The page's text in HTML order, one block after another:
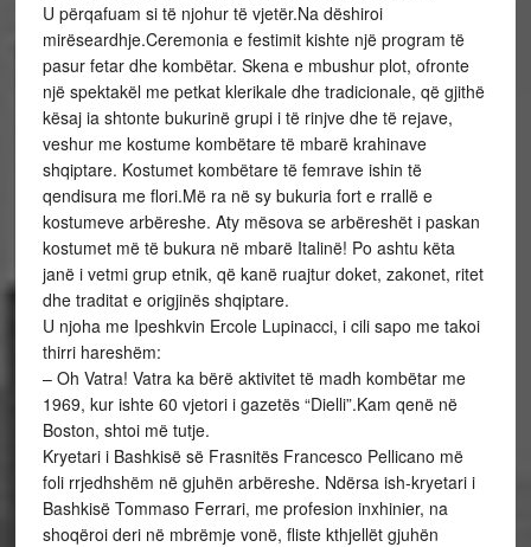
U përqafuam si të njohur të vjetër.Na dëshiroi
mirëseardhje.Ceremonia e festimit kishte një program të
pasur fetar dhe kombëtar. Skena e mbushur plot, ofronte
një spektakël me petkat klerikale dhe tradicionale, që gjithë
kësaj ia shtonte bukurinë grupi i të rinjve dhe të rejave,
veshur me kostume kombëtare të mbarë krahinave
shqiptare. Kostumet kombëtare të femrave ishin të
qendisura me flori.Më ra në sy bukuria fort e rrallë e
kostumeve arbëreshe. Aty mësova se arbëreshët i paskan
kostumet më të bukura në mbarë Italinë! Po ashtu këta
janë i vetmi grup etnik, që kanë ruajtur doket, zakonet, ritet
dhe traditat e origjinës shqiptare.
U njoha me Ipeshkvin Ercole Lupinacci, i cili sapo me takoi
thirri hareshëm:
– Oh Vatra! Vatra ka bërë aktivitet të madh kombëtar me
1969, kur ishte 60 vjetori i gazetës “Dielli”.Kam qenë në
Boston, shtoi më tutje.
Kryetari i Bashkisë së Frasnitës Francesco Pellicano më
foli rrjedhshëm në gjuhën arbëreshe. Ndërsa ish-kryetari i
Bashkisë Tommaso Ferrari, me profesion inxhinier, na
shoqëroi deri në mbrëmje vonë, fliste kthjellët gjuhën